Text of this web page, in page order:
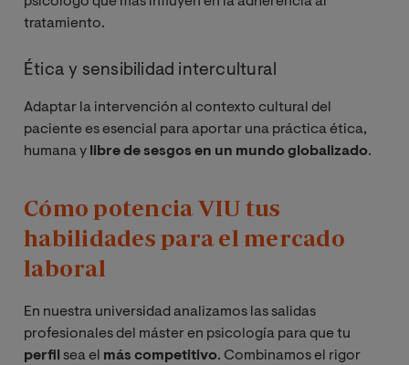
tratamiento.
Ética y sensibilidad intercultural
Adaptar la intervención al contexto cultural del
paciente es esencial para aportar una práctica ética,
humana y libre de sesgos en un mundo globalizado.
Cómo potencia VIU tus
habilidades para el mercado
laboral
En nuestra universidad analizamos las salidas
profesionales del máster en psicología para que tu
perfilsea el más competitivo. Combinamos el rigor